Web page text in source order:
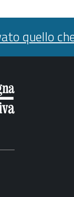
quello